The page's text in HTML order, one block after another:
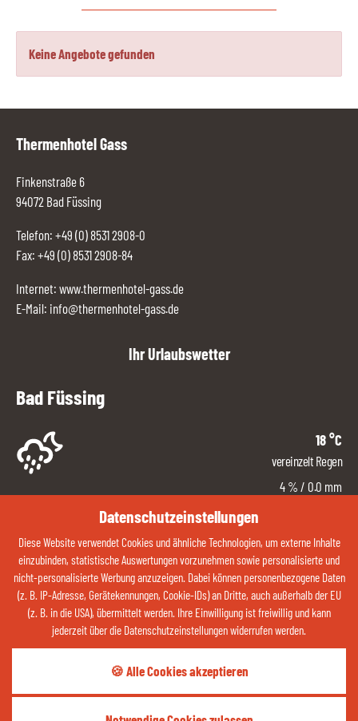
Datenschutzeinstellungen
Diese Website verwendet Cookies und ähnliche Technologien, um externe Inhalte
einzubinden, statistische Auswertungen vorzunehmen sowie personalisierte und
nicht-personalisierte Werbung anzuzeigen. Dabei können personenbezogene Daten
(z. B. IP-Adresse, Gerätekennungen, Cookie-IDs) an Dritte, auch außerhalb der EU
(z. B. in die USA), übermittelt werden. Ihre Einwilligung ist freiwillig und kann
jederzeit über die Datenschutzeinstellungen widerrufen werden.
🍪 Alle Cookies akzeptieren
Keine Angebote gefunden
Thermenhotel Gass
Finkenstraße 6
94072 Bad Füssing
Telefon: +49 (0) 8531 2908-0
Fax: +49 (0) 8531 2908-84
Internet: www.thermenhotel-gass.de
E-Mail: info@thermenhotel-gass.de
Ihr Urlaubswetter
Bad Füssing
18°C
vereinzelt Regen
4 % / 0.0 mm
6 %
ZUM WETTER
Kontaktieren Sie uns jetzt über Whatsapp:
QR-CODE ÖFFNEN